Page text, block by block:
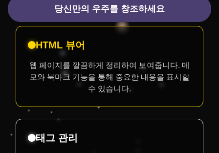
당신만의 우주를 창조하세요
HTML 뷰어
웹 페이지를 깔끔하게 정리하여 보여줍니다. 메
모와 북마크 기능을 통해 중요한 내용을 표시할
수 있습니다.
태그 관리